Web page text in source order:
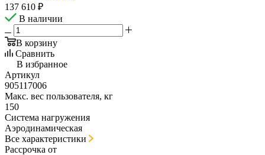
137 610 ₽
В наличии
В корзину
Сравнить
В избранное
Артикул
905117006
Макс. вес пользователя, кг
150
Система нагружения
Аэродинамическая
Все характеристики
Рассрочка от